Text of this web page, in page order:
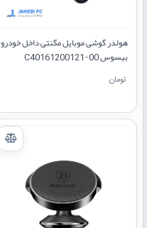
هولدر گوشی موبایل مگنتی داخل خودرو
بیسوس C40161200121-00
تومان